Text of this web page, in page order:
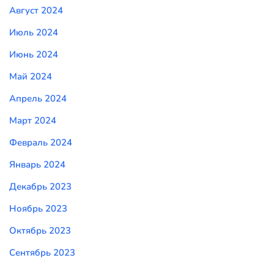
Август 2024
Июль 2024
Июнь 2024
Май 2024
Апрель 2024
Март 2024
Февраль 2024
Январь 2024
Декабрь 2023
Ноябрь 2023
Октябрь 2023
Сентябрь 2023